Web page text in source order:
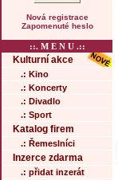
Nová registrace
Zapomenuté heslo
::. M E N U .::
Kulturní akce
.: Kino
.: Koncerty
.: Divadlo
.: Sport
Katalog firem
.: Řemeslníci
Inzerce zdarma
.: přidat inzerát